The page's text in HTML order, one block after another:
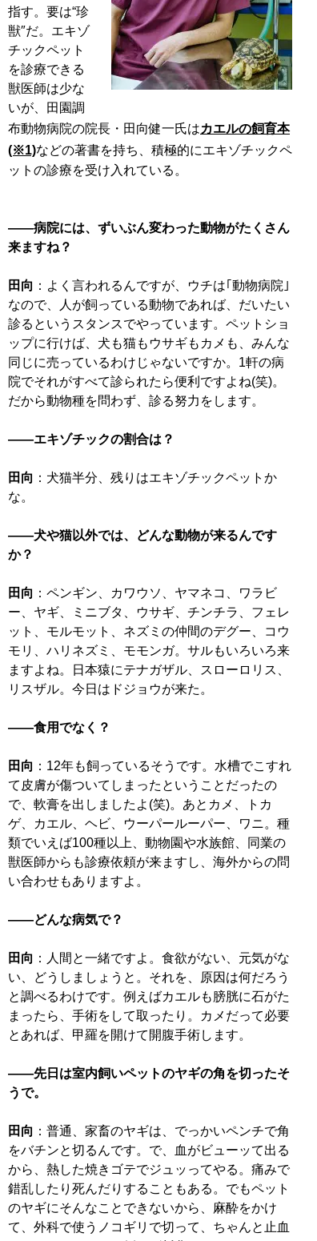
指す。要は“珍
獣″だ。エキゾ
チックペット
を診療できる
獣医師は少な
いが、田園調
布動物病院の院長・田向健一氏はカエルの飼育本
(※1)などの著書を持ち、積極的にエキゾチックペ
ットの診療を受け入れている。
――病院には、ずいぶん変わった動物がたくさん
来ますね？
田向 ：よく言われるんですが、ウチは｢動物病院｣
なので、人が飼っている動物であれば、だいたい
診るというスタンスでやっています。ペットショ
ップに行けば、犬も猫もウサギもカメも、みんな
同じに売っているわけじゃないですか。1軒の病
院でそれがすべて診られたら便利ですよね(笑)。
だから動物種を問わず、診る努力をします。
――エキゾチックの割合は？
田向 ：犬猫半分、残りはエキゾチックペットか
な。
――犬や猫以外では、どんな動物が来るんです
か？
田向 ：ペンギン、カワウソ、ヤマネコ、ワラビ
ー、ヤギ、ミニブタ、ウサギ、チンチラ、フェレ
ット、モルモット、ネズミの仲間のデグー、コウ
モリ、ハリネズミ、モモンガ。サルもいろいろ来
ますよね。日本猿にテナガザル、スローロリス、
リスザル。今日はドジョウが来た。
――食用でなく？
田向 ：12年も飼っているそうです。水槽でこすれ
て皮膚が傷ついてしまったということだったの
で、軟膏を出しましたよ(笑)。あとカメ、トカ
ゲ、カエル、ヘビ、ウーパールーパー、ワニ。種
類でいえば100種以上、動物園や水族館、同業の
獣医師からも診療依頼が来ますし、海外からの問
い合わせもありますよ。
――どんな病気で？
田向 ：人間と一緒ですよ。食欲がない、元気がな
い、どうしましょうと。それを、原因は何だろう
と調べるわけです。例えばカエルも膀胱に石がた
まったら、手術をして取ったり。カメだって必要
とあれば、甲羅を開けて開腹手術します。
――先日は室内飼いペットのヤギの角を切ったそ
うで。
田向 ：普通、家畜のヤギは、でっかいペンチで角
をバチンと切るんです。で、血がビューッて出る
から、熱した焼きゴテでジュッってやる。痛みで
錯乱したり死んだりすることもある。でもペット
のヤギにそんなことできないから、麻酔をかけ
て、外科で使うノコギリで切って、ちゃんと止血